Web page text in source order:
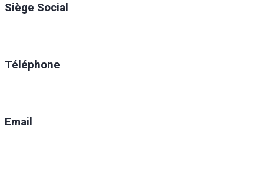
Siège Social
Téléphone
Email